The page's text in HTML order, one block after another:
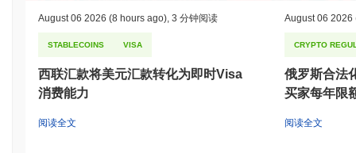
August 06 2026 (8 hours ago) 3 分钟阅读
STABLECOINS VISA
西联汇款将美元汇款转化为即时Visa
消费能力
阅读全文
August 06 2026
CRYPTO
俄罗斯合法
买家每年限
阅读全文